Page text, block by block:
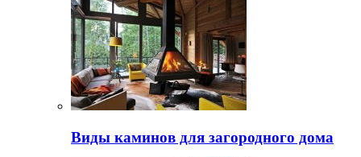
Виды каминов для загородного дома